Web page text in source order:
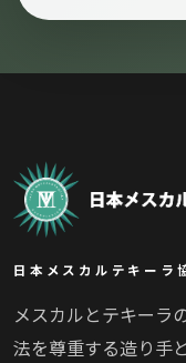
日本メスカルテキーラ
メスカルとテキーラ
法を尊重する造り手